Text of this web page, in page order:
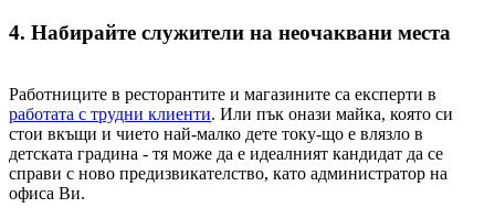
4. Набирайте служители на неочаквани места
Работниците в ресторантите и магазините са експерти в
работата с трудни клиенти. Или пък онази майка, която си
стои вкъщи и чието най-малко дете току-що е влязло в
детската градина - тя може да е идеалният кандидат да се
справи с ново предизвикателство, като администратор на
офиса Ви.